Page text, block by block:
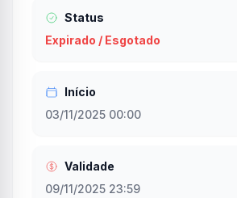
Status
Expirado / Esgotado
Início
03/11/2025 00:00
Validade
09/11/2025 23:59